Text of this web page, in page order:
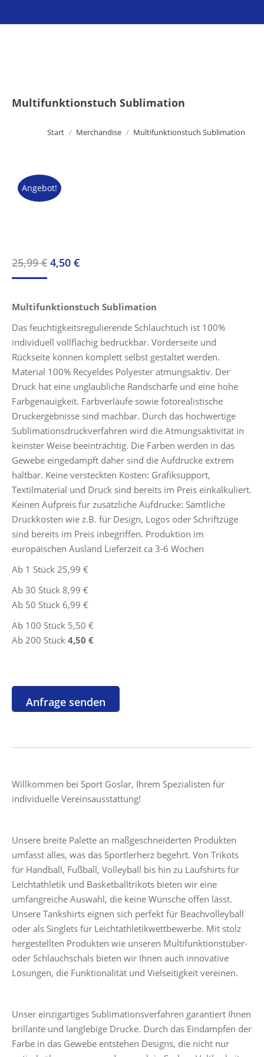
Multifunktionstuch Sublimation
Start Merchandise Multifunktionstuch Sublimation
Angebot!
25,99€ Ursprünglicher
25,99 €
4,50 €Aktueller
4,50 €.
Multifunktionstuch Sublimation
Das feuchtigkeitsregulierende Schlauchtuch ist 100%
individuell vollflächig bedruckbar. Vorderseite und
Rückseite können komplett selbst gestaltet werden.
Material 100% Recyeldes Polyester atmungsaktiv. Der
Druck hat eine unglaubliche Randschärfe und eine hohe
Farbgenauigkeit. Farbverläufe sowie fotorealistische
Druckergebnisse sind machbar. Durch das hochwertige
Sublimationsdruckverfahren wird die Atmungsaktivität in
keinster Weise beeinträchtig. Die Farben werden in das
Gewebe eingedampft daher sind die Aufdrucke extrem
haltbar. Keine versteckten Kosten: Grafiksupport,
Textilmaterial und Druck sind bereits im Preis einkalkuliert.
Keinen Aufpreis für zusätzliche Aufdrucke: Sämtliche
Druckkosten wie z.B. für Design, Logos oder Schriftzüge
sind bereits im Preis inbegriffen. Produktion im
europäischen Ausland Lieferzeit ca 3-6 Wochen
Ab 1 Stück 25,99 €
Ab 30 Stück 8,99 €
Ab 50 Stück 6,99 €
Ab 100 Stück 5,50 €
Ab 200 Stück 4,50 €
Willkommen bei Sport Goslar, Ihrem Spezialisten für
individuelle Vereinsausstattung!
Unsere breite Palette an maßgeschneiderten Produkten
umfasst alles, was das Sportlerherz begehrt. Von Trikots
für Handball, Fußball, Volleyball bis hin zu Laufshirts für
Leichtathletik und Basketballtrikots bieten wir eine
umfangreiche Auswahl, die keine Wünsche offen lässt.
Unsere Tankshirts eignen sich perfekt für Beachvolleyball
oder als Singlets für Leichtathletikwettbewerbe. Mit stolz
hergestellten Produkten wie unseren Multifunktionstüber-
oder Schlauchschals bieten wir Ihnen auch innovative
Lösungen, die Funktionalität und Vielseitigkeit vereinen.
Unser einzigartiges Sublimationsverfahren garantiert Ihnen
brillante und langlebige Drucke. Durch das Eindampfen der
Farbe in das Gewebe entstehen Designs, die nicht nur